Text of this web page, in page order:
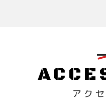
アク